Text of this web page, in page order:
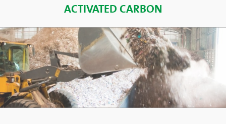
ACTIVATED CARBON